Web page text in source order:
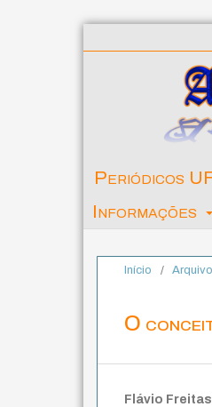
Periódicos
Informações
Início /
O
Flávio Freitas